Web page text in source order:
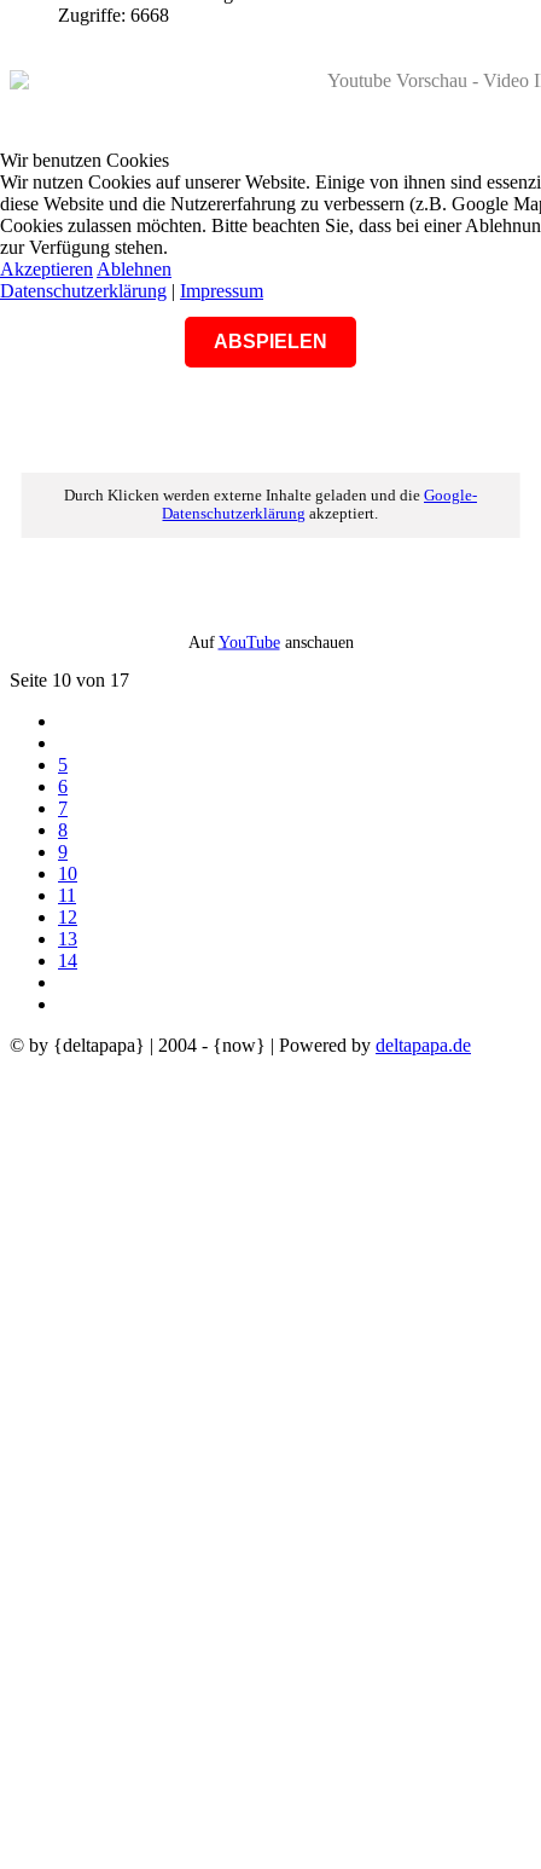
Zugriffe: 6668
ABSPIELEN
Durch Klicken werden externe Inhalte geladen und die Google-
Datenschutzerklärung akzeptiert.
AufYouTubeanschauen
Seite 10 von 17
5
6
7
8
9
10
11
12
13
14
© by {deltapapa} | 2004 - {now} | Powered by deltapapa.de
Wir benutzen Cookies
Wir nutzen Cookies auf unserer Website. Einige von ihnen sind
diese Website und die Nutzererfahrung zu verbessern (z.B. Google
Cookies zulassen möchten. Bitte beachten Sie, dass bei einer
zur Verfügung stehen.
Akzeptieren Ablehnen
Datenschutzerklärung | Impressum